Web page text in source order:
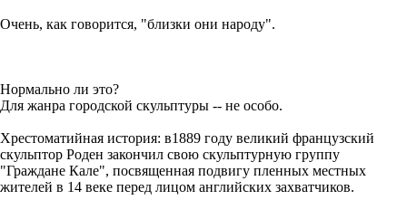
Очень, как говорится, "близки они народу".
Нормально ли это?
Для жанра городской скульптуры -- не особо.
Хрестоматийная история: в1889 году великий французский
скульптор Роден закончил свою скульптурную группу
"Граждане Кале", посвященная подвигу пленных местных
жителей в 14 веке перед лицом английских захватчиков.